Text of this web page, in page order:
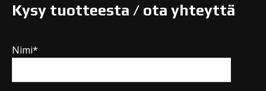
Kysy tuotteesta / ota yhteyttä
Nimi*